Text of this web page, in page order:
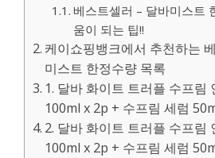
베스트셀러 – 달바미스트
움이 되는 팁!!
케이쇼핑뱅크에서 추천하는
미스트 한정수량 목록
1. 달바 화이트 트러플 수프림
100ml x 2p + 수프림 세럼
2. 달바 화이트 트러플 수프림
100ml x 2p + 수프림 세럼